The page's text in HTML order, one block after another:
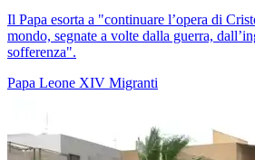
Il Papa esorta a "continuare l’opera di
mondo, segnate a volte dalla guerra,
sofferenza".
Papa Leone XIV Migranti